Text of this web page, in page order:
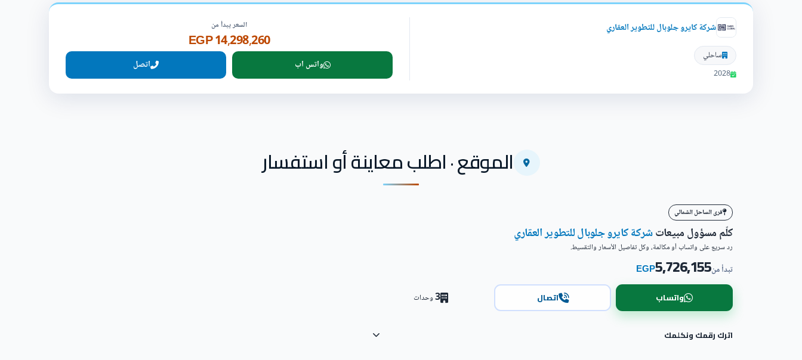
شركة كايرو جلوبال للتطوير العقاري
ساحلي
2028
السعر يبدأ من
14,298,260 EGP
واتس اب اتصل
الموقع · اطلب معاينة أو استفسار
قرى الساحل الشمالي
كلّم مسؤول مبيعاتشركة كايرو جلوبال للتطوير العقاري
رد سريع على واتساب أو مكالمة، وكل تفاصيل الأسعار والتقسيط.
تبدأ من5,726,155
EGP
واتساب اتصال 3وحدات
اترك رقمك ونكلمك